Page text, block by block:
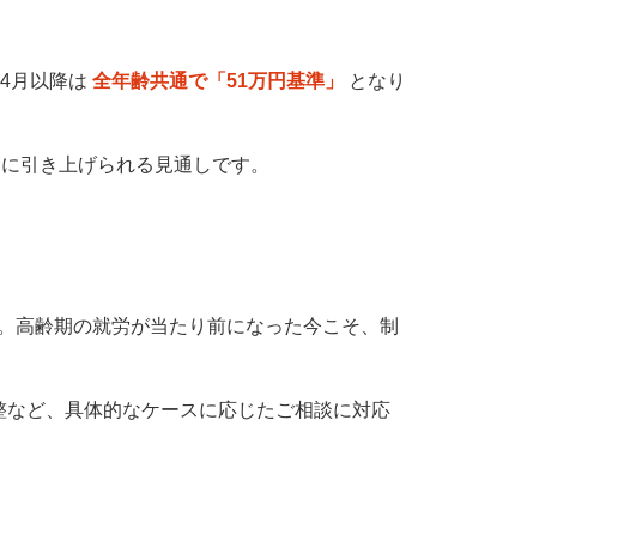
月以降は 全年齢共通で「51万円基準」
となり
引き上げられる見通しです。
齢期の就労が当たり前になった今こそ、制
ど、具体的なケースに応じたご相談に対応